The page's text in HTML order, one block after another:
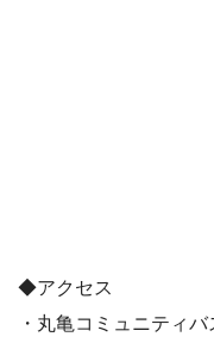
◆アクセス
・丸亀コミュニティ